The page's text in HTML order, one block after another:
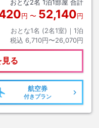
おとな2名 1泊1部屋 合計
円 〜 52,140円
おとな1名 (2名1室)｜ 1泊
税込 6,710円〜26,070円
る
航空券
付きプラン